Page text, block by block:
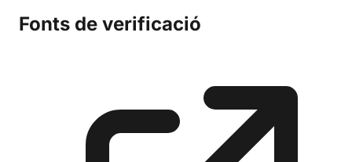
Fonts de verificació